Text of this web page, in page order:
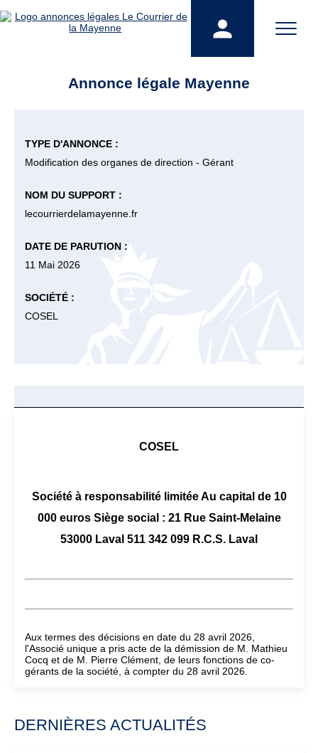
Annonce légale Mayenne
TYPE D'ANNONCE :
Modification des organes de direction - Gérant
NOM DU SUPPORT :
lecourrierdelamayenne.fr
DATE DE PARUTION :
11 Mai 2026
SOCIÉTÉ :
COSEL
COSEL
Société à responsabilité limitée Au capital de 10
000 euros Siège social : 21 Rue Saint-Melaine
53000 Laval 511 342 099 R.C.S. Laval
Aux termes des décisions en date du 28 avril 2026,
l'Associé unique a pris acte de la démission de M. Mathieu
Cocq et de M. Pierre Clément, de leurs fonctions de co-
gérants de la société, à compter du 28 avril 2026.
DERNIÈRES ACTUALITÉS